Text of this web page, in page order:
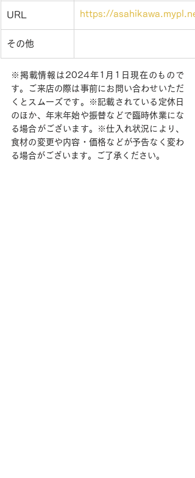
URL https://
その他
※掲載情報は2024年1月1日現在のもので
す。ご来店の際は事前にお問い合わせいただ
くとスムーズです。※記載されている定休日
のほか、年末年始や振替などで臨時休業にな
る場合がございます。※仕入れ状況により、
食材の変更や内容・価格などが予告なく変わ
る場合がございます。ご了承ください。